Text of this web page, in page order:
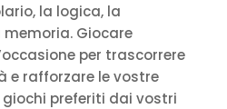
la logica, la
Giocare
per trascorrere
e rafforzare le vostre
giochi preferiti dai vostri